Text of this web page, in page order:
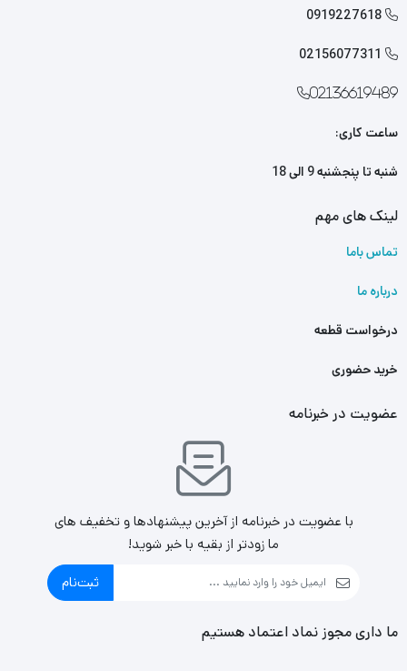

0919227618

02156077311
02136619489
ساعت کاری:
شنبه تا پنجشنبه 9 الی 18
لینک های مهم
تماس باما
درباره ما
درخواست قطعه
خرید حضوری
عضویت در خبرنامه
با عضویت در خبرنامه از آخرین پیشنهادها و تخفیف های
ما زودتر از بقیه با خبر شوید!
ثبت‌نام
ما داری مجوز نماد اعتماد هستیم